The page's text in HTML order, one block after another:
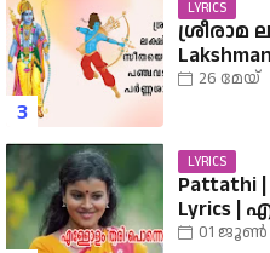
LYRICS
ശ്രീരാമ
Album |
26 മേയ്
LYRICS
Pattathi |
Lyrics |
01 ജൂൺ